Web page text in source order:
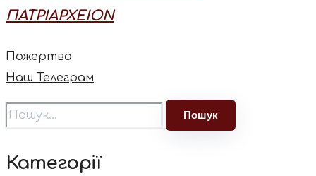
ΠΑΤΡΙΑΡΧEION
Пожертва
Наш Телеграм
Категорії